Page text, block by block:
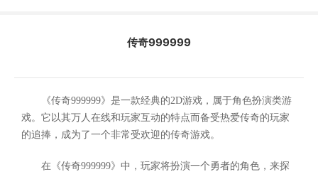
传奇999999
《传奇999999》是一款经典的2D游戏，属于角色扮演类游
戏。它以其万人在线和玩家互动的特点而备受热爱传奇的玩家
的追捧，成为了一个非常受欢迎的传奇游戏。
在《传奇999999》中，玩家将扮演一个勇者的角色，来探